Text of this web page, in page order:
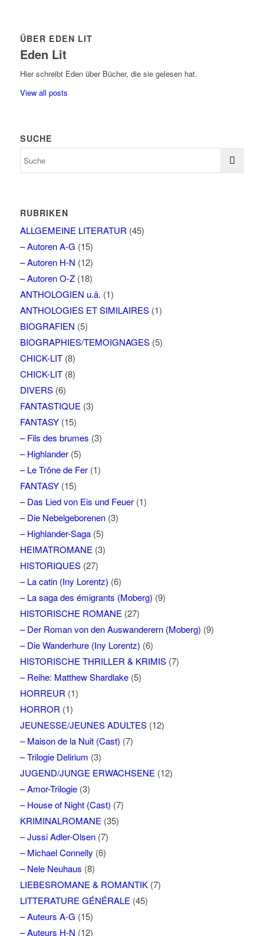
ÜBER EDEN LIT
Eden Lit
Hier schreibt Eden über Bücher, die sie gelesen hat.
View all posts
SUCHE
RUBRIKEN
ALLGEMEINE LITERATUR (45)
– Autoren A-G (15)
– Autoren H-N (12)
– Autoren O-Z(18)
ANTHOLOGIEN u.ä. (1)
ANTHOLOGIES ET SIMILAIRES(1)
BIOGRAFIEN (5)
BIOGRAPHIES/TEMOIGNAGES(5)
CHICK-LIT(8)
CHICK-LIT(8)
DIVERS(6)
FANTASTIQUE(3)
FANTASY(15)
– Fils des brumes (3)
– Highlander(5)
– Le Trône de Fer(1)
FANTASY(15)
– Das Lied von Eis und Feuer(1)
– Die Nebelgeborenen(3)
– Highlander-Saga(5)
HEIMATROMANE(3)
HISTORIQUES(27)
– La catin (Iny Lorentz) (6)
– La saga des émigrants (Moberg) (9)
HISTORISCHE ROMANE(27)
– Der Roman von den Auswanderern (Moberg) (9)
– Die Wanderhure (Iny Lorentz) (6)
HISTORISCHE THRILLER & KRIMIS(7)
– Reihe: Matthew Shardlake(5)
HORREUR (1)
HORROR (1)
JEUNESSE/JEUNES ADULTES(12)
– Maison de la Nuit (Cast) (7)
– Trilogie Delirium (3)
JUGEND/JUNGE ERWACHSENE(12)
– Amor-Trilogie(3)
– House of Night (Cast) (7)
KRIMINALROMANE(35)
– Jussi Adler-Olsen(7)
– Michael Connelly (6)
– Nele Neuhaus (8)
LIEBESROMANE & ROMANTIK(7)
LITTERATURE GÉNÉRALE(45)
– Auteurs A-G (15)
– Auteurs H-N (12)